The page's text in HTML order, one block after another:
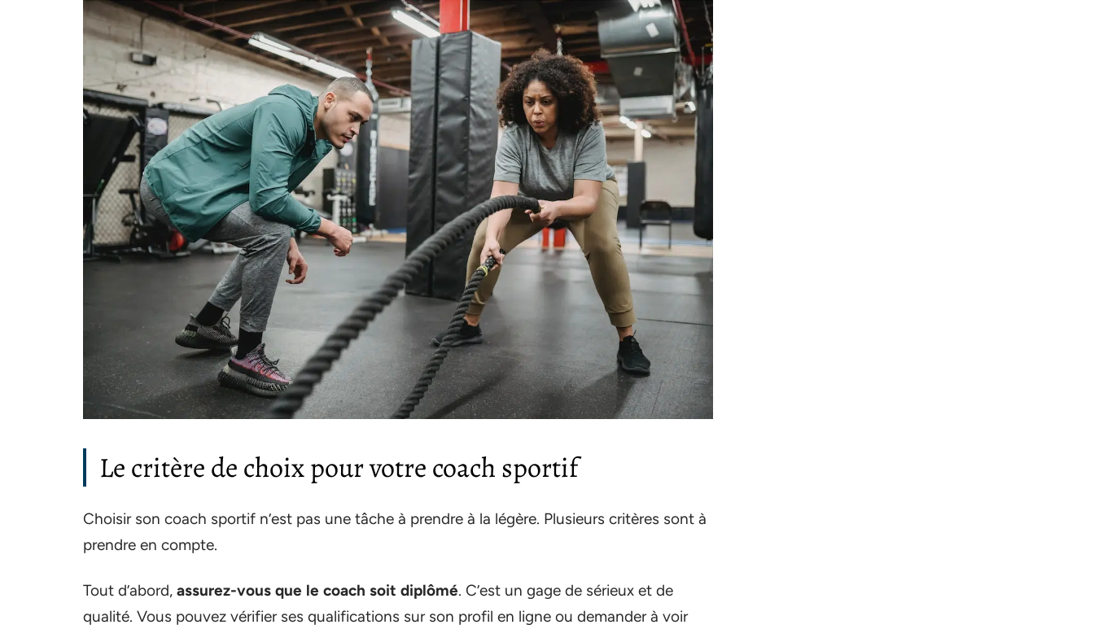
Le critère de choix pour votre coach sportif
Choisir son coach sportif n’est pas une tâche à prendre à la légère. Plusieurs critères sont à
prendre en compte.
Tout d’abord, assurez-vous que le coach soit diplômé. C’est un gage de sérieux et de
qualité. Vous pouvez vérifier ses qualifications sur son profil en ligne ou demander à voir